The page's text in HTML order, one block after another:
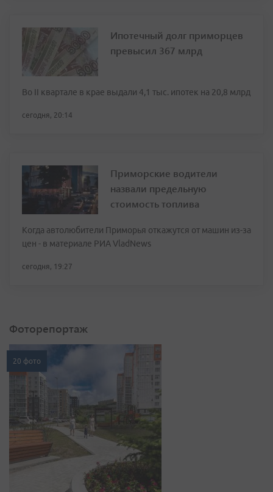
Ипотечный долг приморцев
превысил 367 млрд
Во II квартале в крае выдали 4,1 тыс. ипотек на 20,8 млрд
сегодня, 20:14
Приморские водители
назвали предельную
стоимость топлива
Когда автолюбители Приморья откажутся от машин из-за
цен - в материале РИА VladNews
сегодня, 19:27
Фоторепортаж
20 фото